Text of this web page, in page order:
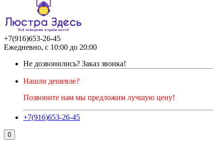
+7(916)653-26-45
Ежедневно, с 10:00 до 20:00
Не дозвонились? Заказ звонка!
Нашли дешевле?
Позвоните нам мы предложим лучшую цену!
+7(916)653-26-45
0